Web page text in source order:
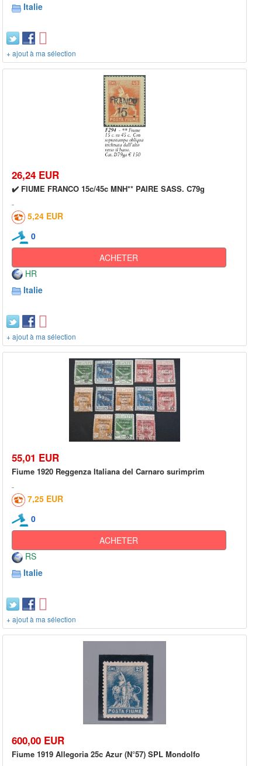
Italie
+ ajout à ma sélection
26,24 EUR
✔️ FIUME FRANCO 15c/45c MNH** PAIRE SASS. C79g
5,24 EUR
0
ACHETER
HR
Italie
+ ajout à ma sélection
55,01 EUR
Fiume 1920 Reggenza Italiana del Carnaro surimprim
7,25 EUR
0
ACHETER
RS
Italie
+ ajout à ma sélection
600,00 EUR
Fiume 1919 Allegoria 25c Azur (N°57) SPL Mondolfo